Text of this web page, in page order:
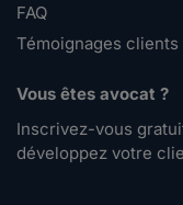
FAQ
Témoignages clients
Vous êtes avocat ?
Inscrivez-vous
développez votre